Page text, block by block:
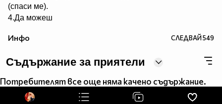
(спаси ме).
4.Да можеш
5.Да не преставаш да казваш ASY SOY YO (това съм
6.Да пожелаеш FELIZ CUMPEANOS (ЧРД) на твой
7.Да даваш UN POCO DE TU AMOR (малко от любовта
ти) на всички.
Инфо СЛЕДВАЙ549
Съдържание за приятели
Потребителят все още няма качено съдържание.